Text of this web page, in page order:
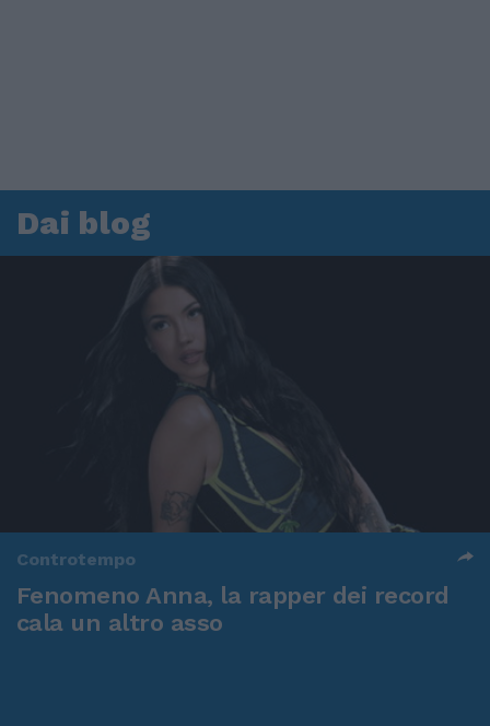
Dai blog
Controtempo
Fenomeno Anna, la rapper dei record
cala un altro asso